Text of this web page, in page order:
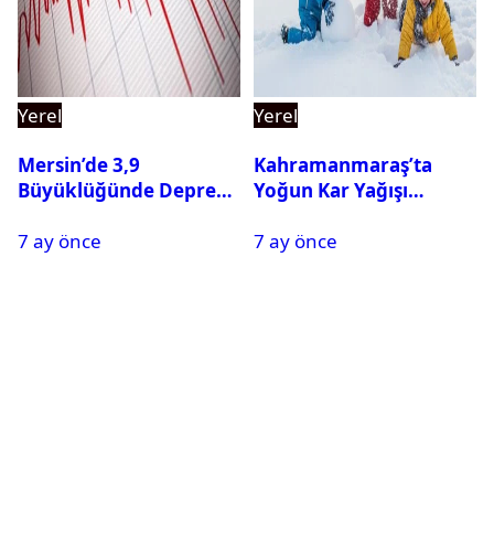
Yerel
Mersin’de 3,9
Büyüklüğünde Deprem
7 ay önce
Yerel
Kahramanmaraş’ta
Yoğun Kar Yağışı
Tatil
7 ay önce